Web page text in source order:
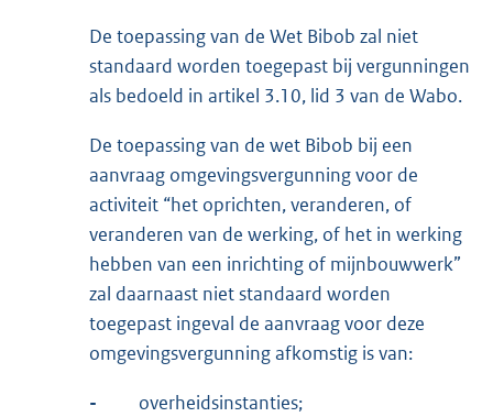
De toepassing van de Wet Bibob zal niet
standaard worden toegepast bij vergunningen
als bedoeld in artikel 3.10, lid 3 van de Wabo.
De toepassing van de wet Bibob bij een
aanvraag omgevingsvergunning voor de
activiteit “het oprichten, veranderen, of
veranderen van de werking, of het in werking
hebben van een inrichting of mijnbouwwerk”
zal daarnaast niet standaard worden
toegepast ingeval de aanvraag voor deze
omgevingsvergunning afkomstig is van:
- overheidsinstanties;